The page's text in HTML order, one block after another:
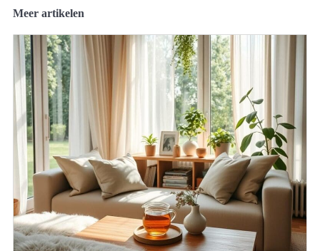
Meer artikelen